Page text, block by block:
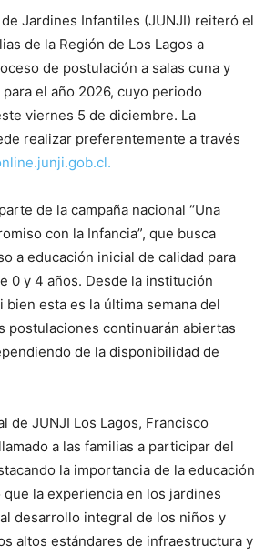
Jardines Infantiles (JUNJI) reiteró el
de la Región de Los Lagos a
de postulación a salas cuna y
el año 2026, cuyo periodo
viernes 5 de diciembre. La
realizar preferentemente a través
de la campaña nacional “Una
con la Infancia”, que busca
a educación inicial de calidad para
0 y 4 años. Desde la institución
bien esta es la última semana del
postulaciones continuarán abiertas
de la disponibilidad de
de JUNJI Los Lagos, Francisco
a las familias a participar del
la importancia de la educación
que la experiencia en los jardines
desarrollo integral de los niños y
altos estándares de infraestructura y